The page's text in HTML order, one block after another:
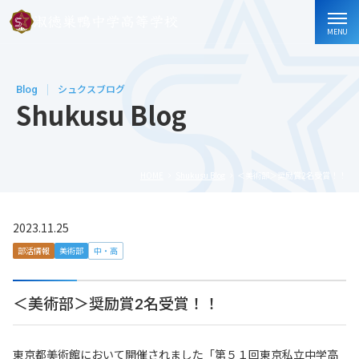
MENU
Blog シュクスブログ
Shukusu Blog
Shukusu Blog ＜美術部＞奨励賞2名受賞！！
2023.11.25
部活情報 美術部 中・高
＜美術部＞奨励賞2名受賞！！
東京都美術館において開催されました「第５１回東京私立中学高